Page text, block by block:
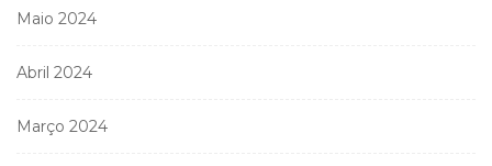
Maio 2024
Abril 2024
Março 2024